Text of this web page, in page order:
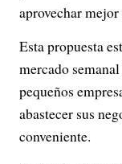
aprovechar
Esta propuesta
mercado
pequeños
abastecer sus
conveniente.